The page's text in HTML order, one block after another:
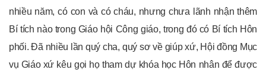
nhiều năm, có con và có cháu, nhưng chưa lãnh nhận thêm
Bí tích nào trong Giáo hội Công giáo, trong đó có Bí tích Hôn
phối. Đã nhiều lần quý cha, quý sơ về giúp xứ, Hội đồng Mục
vụ Giáo xứ kêu gọi họ tham dự khóa học Hôn nhân để được